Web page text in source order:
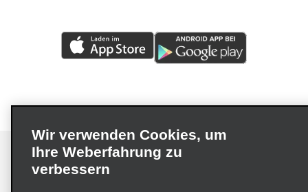
Wir verwenden Cookies, um
Ihre Weberfahrung zu
verbessern